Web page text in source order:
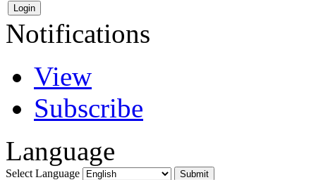
Notifications
View
Subscribe
Language
Select Language